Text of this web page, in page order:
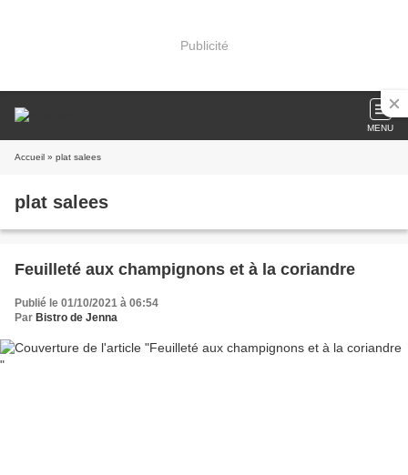
Publicité
MENU
Accueil » plat salees
plat salees
Feuilleté aux champignons et à la coriandre
Publié le 01/10/2021 à 06:54
Par Bistro de Jenna